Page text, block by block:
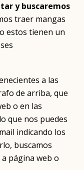
y buscaremos
traer mangas
estos tienen un
a las
de arriba, que
o en las
que nos puedes
indicando los
buscamos
página web o